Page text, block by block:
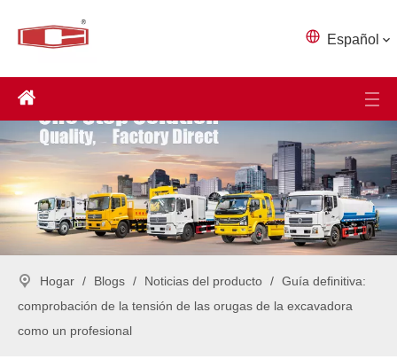
Español
Hogar / Blogs / Noticias del producto / Guía definitiva:
comprobación de la tensión de las orugas de la excavadora
como un profesional